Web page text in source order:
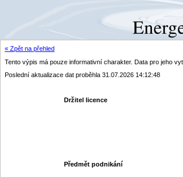
« Zpět na přehled
Tento výpis má pouze informativní charakter. Data pro jeho
Poslední aktualizace dat proběhla 31.07.2026 14:12:48
Držitel licence
Předmět podnikání